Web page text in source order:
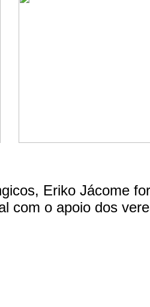
Eriko Jácome
com o apoio dos